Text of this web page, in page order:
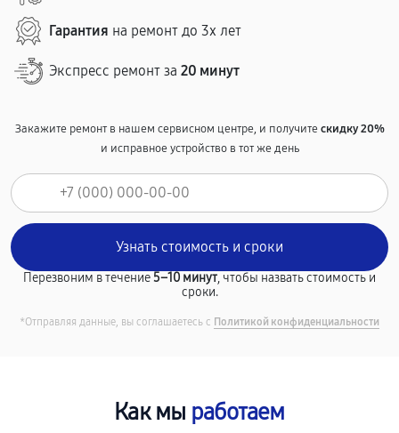
Гарантия на ремонт до 3х лет
Экспресс ремонт за 20 минут
Закажите ремонт в нашем сервисном центре, и получитескидку 20%
и исправное устройство в тот же день
Перезвоним в течение5–10 минут, чтобы назвать стоимость и
сроки.
*Отправляя данные, вы соглашаетесь с Политикой конфиденциальности
Как мы работаем